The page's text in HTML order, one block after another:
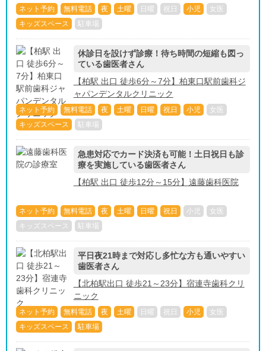
ネット予約 無料電話 夜 土曜 日曜 祝日 小児
女医
キッズスペース
駐車場
休診日を設けず診療！待ち時間の短縮も図っ
ている歯医者さん
【柏駅 出口 徒歩6分～7分】柏東口駅前歯科ジ
ャパンデンタルクリニック
ネット予約 無料電話 夜 土曜 日曜 祝日 小児
女医
キッズスペース
駐車場
急患対応でカード決済も可能！土日祝日も診
療を実施している歯医者さん
【柏駅 出口 徒歩12分～15分】遠藤歯科医院
ネット予約 無料電話 夜 土曜 日曜 祝日 小児
女医
キッズスペース
駐車場
平日夜21時まで対応し多忙な方も通いやすい
歯医者さん
【北柏駅出口 徒歩21～23分】宿連寺歯科クリ
ニック
ネット予約 無料電話 夜 土曜 日曜 祝日 小児
女医
キッズスペース
駐車場